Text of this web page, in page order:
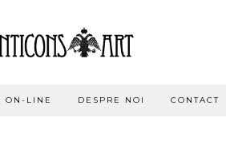
ON-LINE DESPRE NOI CONTACT